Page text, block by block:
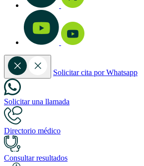
Solicitar cita por Whatsapp
Solicitar una llamada
Directorio médico
Consultar resultados